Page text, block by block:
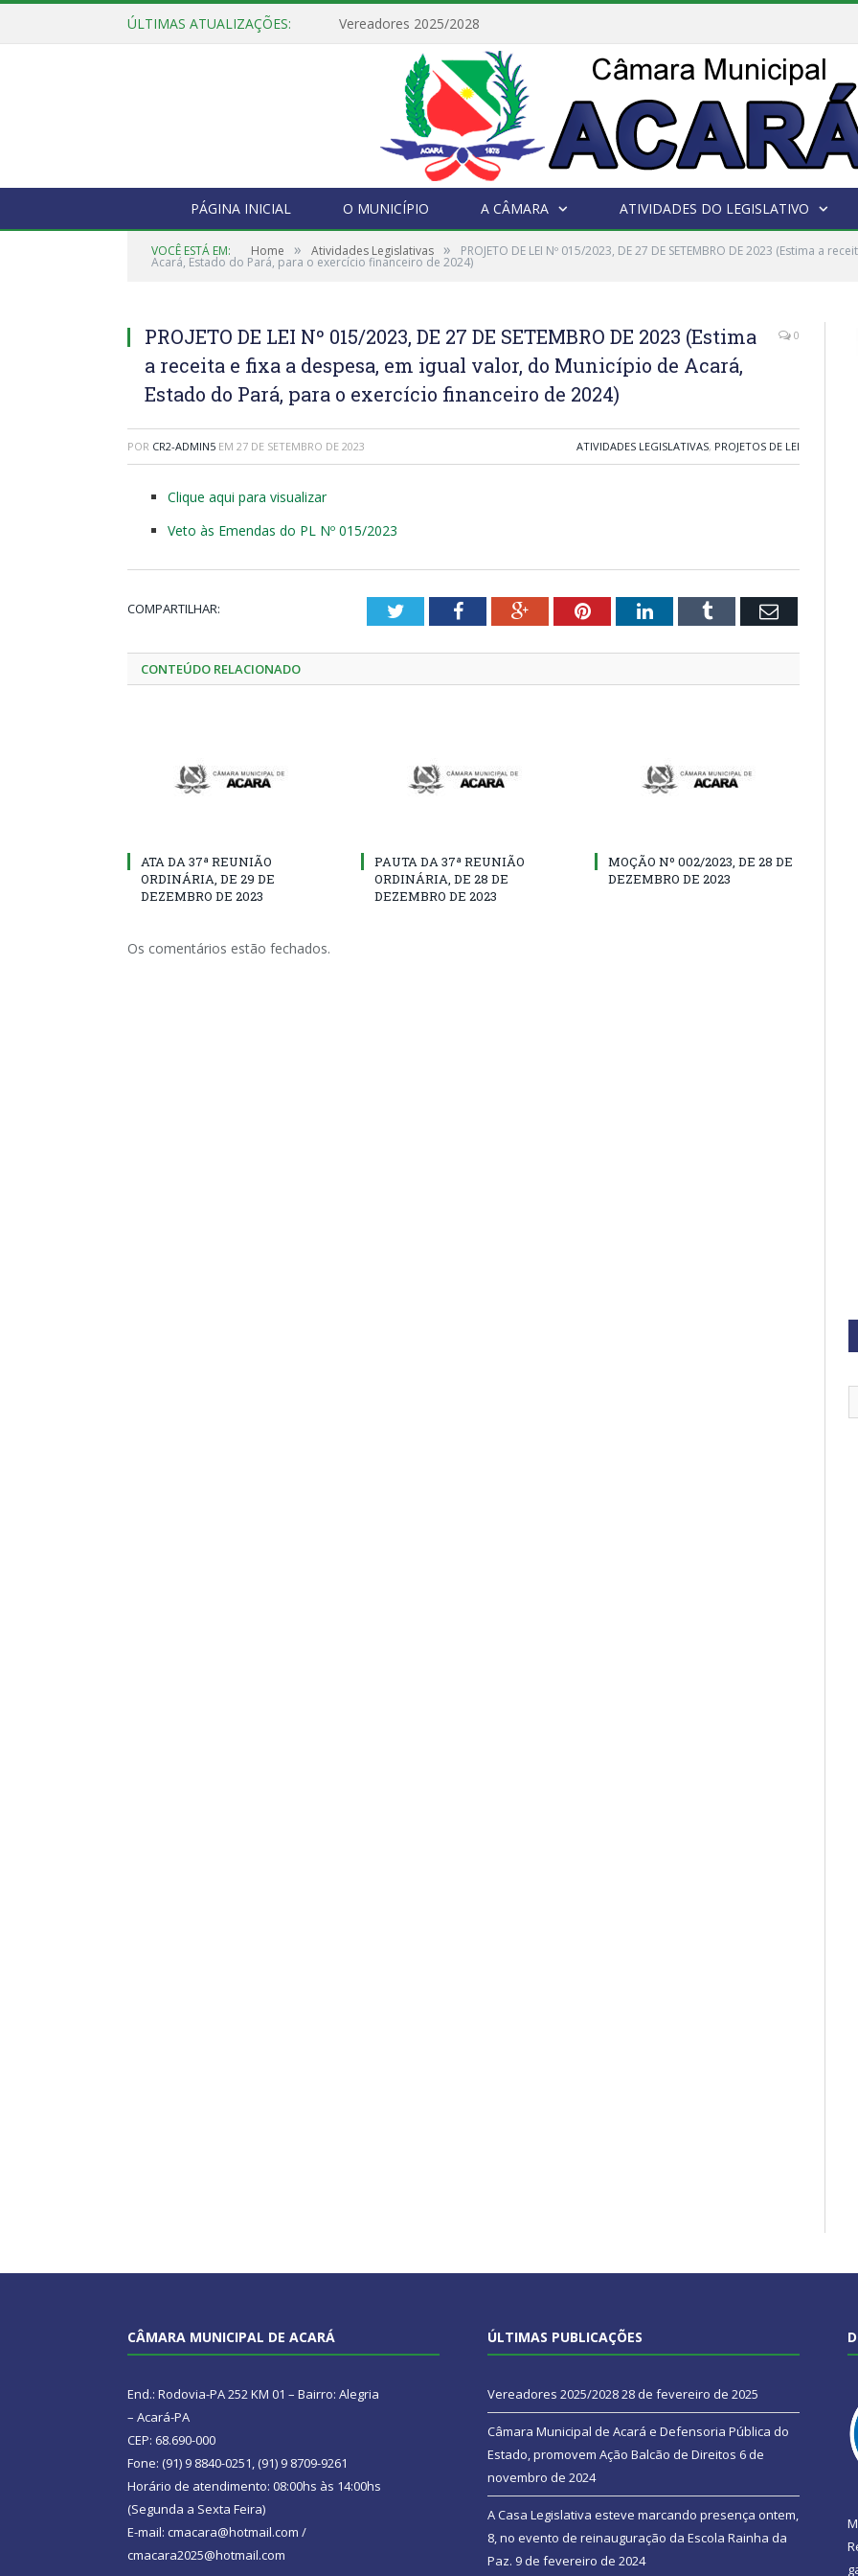
ÚLTIMAS ATUALIZAÇÕES: Vereadores 2025/2028
PÁGINA INICIAL O MUNICÍPIO A CÂMARA ATIVIDADES DO LEGISLATIVO
VOCÊ ESTÁ EM: Home » Atividades Legislativas » PROJETO DE LEI Nº 015/2023, DE 27 DE SETEMBRO DE 2023 (Estima a
Acará, Estado do Pará, para o exercício financeiro de 2024)
PROJETO DE LEI Nº 015/2023, DE 27 DE SETEMBRO DE 2023 (Estima
a receita e fixa a despesa, em igual valor, do Município de Acará,
Estado do Pará, para o exercício financeiro de 2024)
0
POR CR2-ADMIN5 EM 27 DE SETEMBRO DE 2023 ATIVIDADES LEGISLATIVAS, PROJETOS DE LEI
Clique aqui para visualizar
Veto às Emendas do PL Nº 015/2023
COMPARTILHAR: TwitterFacebookGoogle+PinterestLinkedInTumblr Email
CONTEÚDO RELACIONADO
ATA DA 37ª REUNIÃO
ORDINÁRIA, DE 29 DE
DEZEMBRO DE 2023
PAUTA DA 37ª REUNIÃO
ORDINÁRIA, DE 28 DE
DEZEMBRO DE 2023
MOÇÃO Nº 002/2023, DE 28 DE
DEZEMBRO DE 2023
Os comentários estão fechados.
CÂMARA MUNICIPAL DE ACARÁ
End.: Rodovia-PA 252 KM 01 – Bairro: Alegria
– Acará-PA
CEP: 68.690-000
Fone: (91) 9 8840-0251, (91) 9 8709-9261
Horário de atendimento: 08:00hs às 14:00hs
(Segunda a Sexta Feira)
E-mail: cmacara@hotmail.com /
cmacara2025@hotmail.com
ÚLTIMAS PUBLICAÇÕES
Vereadores 2025/202828 de fevereiro de 2025
Câmara Municipal de Acará e Defensoria Pública do
Estado, promovem Ação Balcão de Direitos 6 de
novembro de 2024
A Casa Legislativa esteve marcando presença ontem,
8, no evento de reinauguração da Escola Rainha da
Paz. 9 de fevereiro de 2024